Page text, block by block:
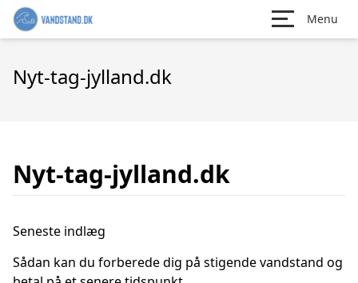
Menu
Nyt-tag-jylland.dk
Nyt-tag-jylland.dk
Seneste indlæg
Sådan kan du forberede dig på stigende vandstand og